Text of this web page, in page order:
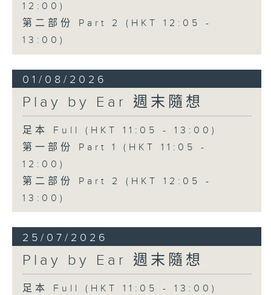
12:00)
第二部份 Part 2 (HKT 12:05 -
13:00)
01/08/2026
Play by Ear 週末隨想
足本 Full (HKT 11:05 - 13:00)
第一部份 Part 1 (HKT 11:05 -
12:00)
第二部份 Part 2 (HKT 12:05 -
13:00)
25/07/2026
Play by Ear 週末隨想
足本 Full (HKT 11:05 - 13:00)